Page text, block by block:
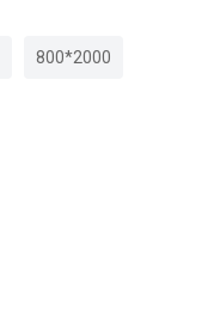
800*2000